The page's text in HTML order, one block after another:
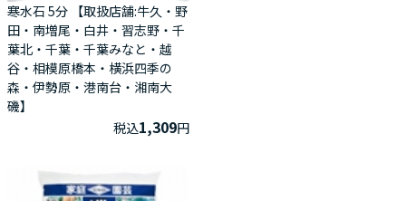
寒水石 5分 【取扱店舗:牛久・野
田・南増尾・白井・習志野・千
葉北・千葉・千葉みなと・越
谷・相模原橋本・横浜四季の
森・伊勢原・港南台・湘南大
磯】
税込1,309円